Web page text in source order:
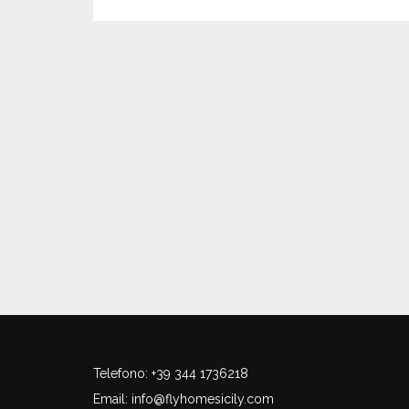
Telefono: +39 344 1736218
Email: info@flyhomesicily.com